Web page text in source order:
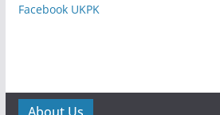
Facebook UKPK
About Us